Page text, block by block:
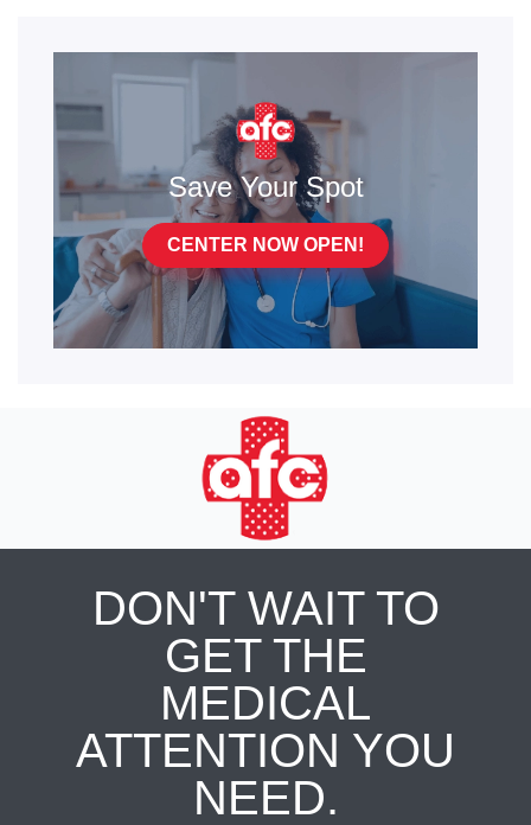
Save Your Spot
CENTER NOW OPEN!
DON'T WAIT TO
GET THE
MEDICAL
ATTENTION YOU
NEED.